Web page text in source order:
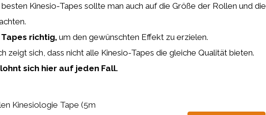
Kinesio-Tapes sollte man auch auf die Größe der Rollen und die
richtig, um den gewünschten Effekt zu erzielen.
zeigt sich, dass nicht alle Kinesio-Tapes die gleiche Qualität bieten.
sich hier auf jeden Fall.
Kinesiologie Tape (5m